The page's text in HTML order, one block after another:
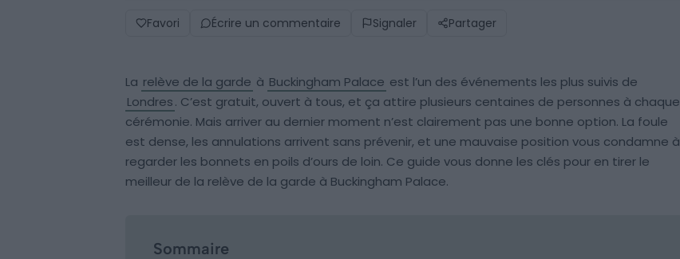
Favori Écrire un commentaire Signaler Partager
La relève de la garde à Buckingham Palace est l’un des événements les plus suivis de
Londres. C’est gratuit, ouvert à tous, et ça attire plusieurs centaines de personnes à chaque
cérémonie. Mais arriver au dernier moment n’est clairement pas une bonne option. La foule
est dense, les annulations arrivent sans prévenir, et une mauvaise position vous condamne à
regarder les bonnets en poils d’ours de loin. Ce guide vous donne les clés pour en tirer le
meilleur de la relève de la garde à Buckingham Palace.
Sommaire